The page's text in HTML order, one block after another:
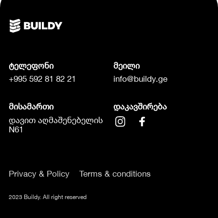
ტელეფონი
+995 592 81 82 21
მეილი
info@buildy.ge
მისამართი
დავით აღმაშენებელის
N61
დაკავშირება
Privacy & Policy Terms & conditions
2023 Buildy. All right reserved